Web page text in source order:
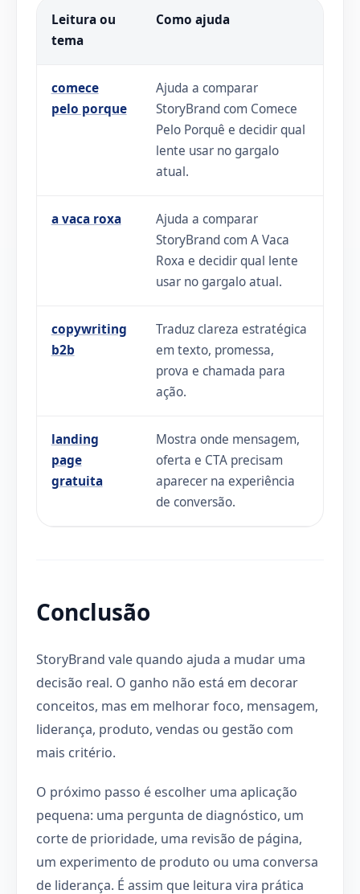
Leitura ou
tema
Como ajuda
comece
pelo porque
Ajuda a comparar
StoryBrand com Comece
Pelo Porquê e decidir qual
lente usar no gargalo
atual.
a vaca roxa
Ajuda a comparar
StoryBrand com A Vaca
Roxa e decidir qual lente
usar no gargalo atual.
copywriting
b2b
Traduz clareza estratégica
em texto, promessa,
prova e chamada para
ação.
landing
page
gratuita
Mostra onde mensagem,
oferta e CTA precisam
aparecer na experiência
de conversão.
Conclusão
StoryBrand vale quando ajuda a mudar uma
decisão real. O ganho não está em decorar
conceitos, mas em melhorar foco, mensagem,
liderança, produto, vendas ou gestão com
mais critério.
O próximo passo é escolher uma aplicação
pequena: uma pergunta de diagnóstico, um
corte de prioridade, uma revisão de página,
um experimento de produto ou uma conversa
de liderança. É assim que leitura vira prática